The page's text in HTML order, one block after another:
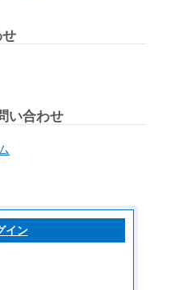
い合わせ
イン